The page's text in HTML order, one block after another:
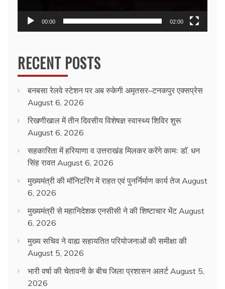
00:00 02:00
RECENT POSTS
बनबसा रेलवे स्टेशन पर अब रुकेगी अमृतसर–टनकपुर एक्सप्रेस
August 6, 2026
रिखणीखाल में तीन दिवसीय विशेषज्ञ स्वास्थ्य शिविर शुरू
August 6, 2026
सहकारिता में हरियाणा व उत्तराखंड मिलकर करेंगे कामः डाॅ. धन
सिंह रावत August 6, 2026
मुख्यमंत्री की मॉनिटरिंग में राहत एवं पुनर्निर्माण कार्य तेज August
6, 2026
मुख्यमंत्री से महानिदेशक एनसीसी ने की शिष्टाचार भेंट August
6, 2026
मुख्य सचिव ने वाह्य सहायतित परियोजनाओं की समीक्षा की
August 5, 2026
भारी वर्षा की चेतावनी के बीच जिला प्रशासन अलर्ट August 5,
2026